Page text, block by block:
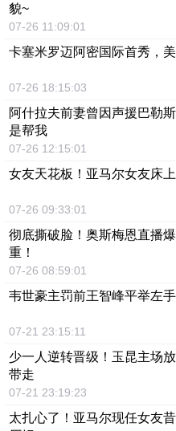
貌~
07-26 11:09:01
卡塞米罗迈阿密国际首秀，
07-26 18:15:03
阿什拉夫前妻曾因声援巴勒
是帮我
07-26 12:15:01
女友天花板！亚马尔女友床
07-26 09:33:01
彻底撕破脸！奥斯梅恩直播
重！
07-26 08:59:01
韦世豪主罚前王智峰平举左
07-21 23:15:11
少一人逆转晋级！玉昆主场
带走
07-21 23:19:23
太扎心了！亚马尔现任女友